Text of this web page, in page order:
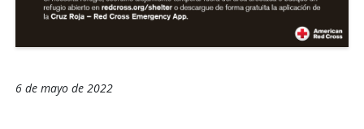
6 de mayo de 2022